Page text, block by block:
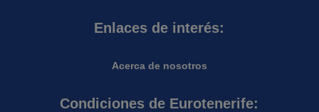
Enlaces de interés:
Acerca de nosotros
Condiciones de Eurotenerife: